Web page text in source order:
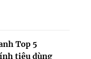
Top 5
tiêu dùng